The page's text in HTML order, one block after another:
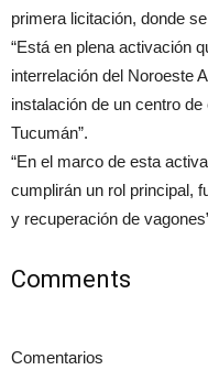
primera licitación, donde
“Está en plena activación
interrelación del Noroeste
instalación de un centro
Tucumán”.
“En el marco de esta
cumplirán un rol principal,
y recuperación de
Comments
Comentarios